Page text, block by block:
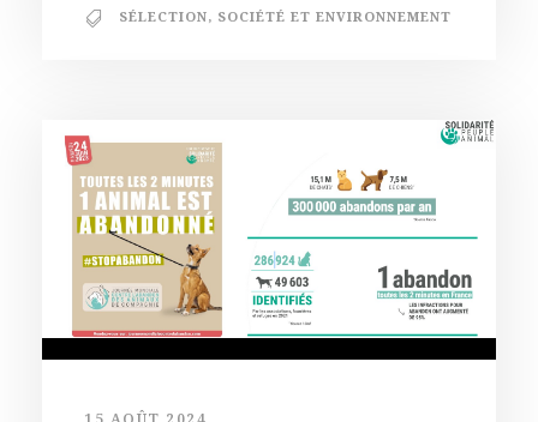
SÉLECTION, SOCIÉTÉ ET ENVIRONNEMENT